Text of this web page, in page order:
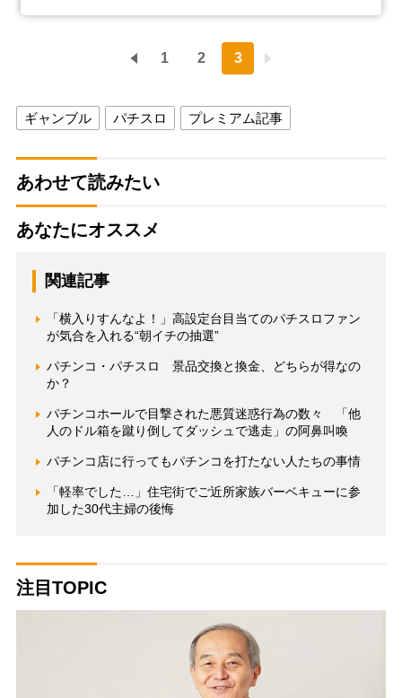
1 2 3
ギャンブル パチスロ プレミアム記事
あわせて読みたい
あなたにオススメ
関連記事
「横入りすんなよ！」高設定台目当てのパチスロファン
が気合を入れる“朝イチの抽選”
パチンコ・パチスロ 景品交換と換金、どちらが得なの
か？
パチンコホールで目撃された悪質迷惑行為の数々 「他
人のドル箱を蹴り倒してダッシュで逃走」の阿鼻叫喚
パチンコ店に行ってもパチンコを打たない人たちの事情
「軽率でした…」住宅街でご近所家族バーベキューに参
加した30代主婦の後悔
注目TOPIC